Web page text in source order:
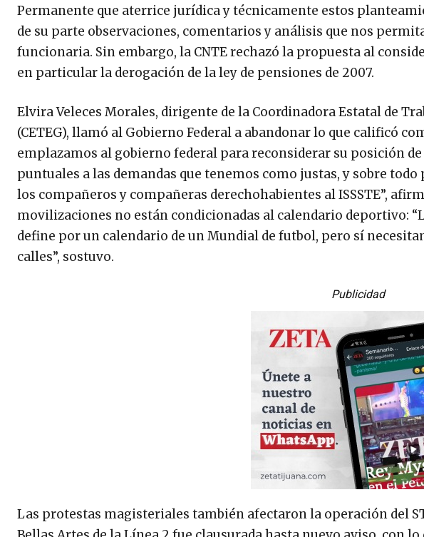
Permanente que aterrice jurídica y técnicamente estos
de su parte observaciones, comentarios y análisis que nos
funcionaria. Sin embargo, la CNTE rechazó la propuesta al
en particular la derogación de la ley de pensiones de 2007.
Elvira Veleces Morales, dirigente de la Coordinadora Estatal de
(CETEG), llamó al Gobierno Federal a abandonar lo que calificó
emplazamos al gobierno federal para reconsiderar su posición
puntuales a las demandas que tenemos como justas, y sobre
los compañeros y compañeras derechohabientes al ISSSTE”,
movilizaciones no están condicionadas al calendario deportivo:
define por un calendario de un Mundial de futbol, pero sí
calles”, sostuvo.
Publicidad
Las protestas magisteriales también afectaron la operación del